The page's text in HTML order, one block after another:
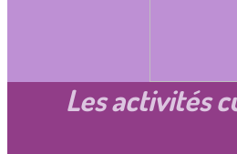
Les activités